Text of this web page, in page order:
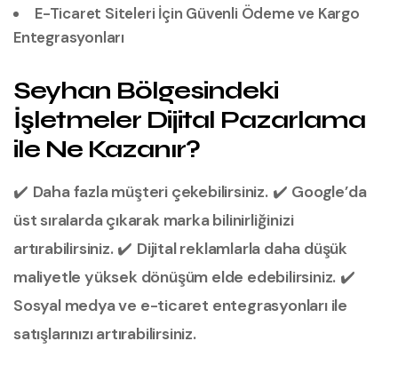
E-Ticaret Siteleri İçin Güvenli Ödeme ve Kargo
Entegrasyonları
Seyhan Bölgesindeki
İşletmeler Dijital Pazarlama
ile Ne Kazanır?
✔️ Daha fazla müşteri çekebilirsiniz.✔️ Google’da
üst sıralarda çıkarak marka bilinirliğinizi
artırabilirsiniz.✔️ Dijital reklamlarla daha düşük
maliyetle yüksek dönüşüm elde edebilirsiniz. ✔️
Sosyal medya ve e-ticaret entegrasyonları ile
satışlarınızı artırabilirsiniz.